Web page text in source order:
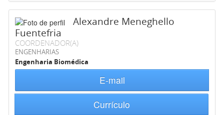
Alexandre Meneghello
Fuentefria
COORDENADOR(A)
ENGENHARIAS
Engenharia Biomédica
E-mail
Currículo